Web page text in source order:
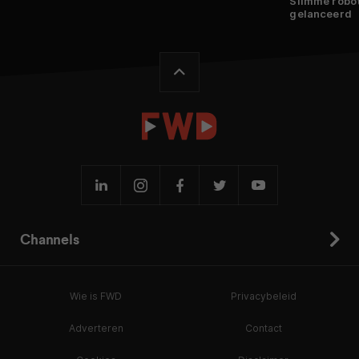
gelanceerd
Channels
Wie is FWD Privacybeleid
Adverteren Contact